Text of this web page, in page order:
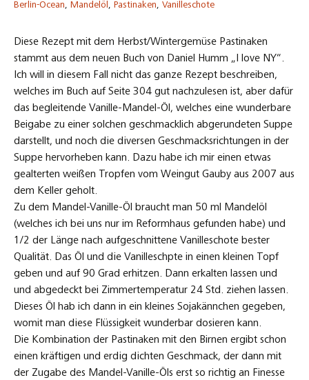
Berlin-Ocean, Mandelöl, Pastinaken, Vanilleschote
Diese Rezept mit dem Herbst/Wintergemüse Pastinaken
stammt aus dem neuen Buch von Daniel Humm „I love NY“.
Ich will in diesem Fall nicht das ganze Rezept beschreiben,
welches im Buch auf Seite 304 gut nachzulesen ist, aber dafür
das begleitende Vanille-Mandel-Öl, welches eine wunderbare
Beigabe zu einer solchen geschmacklich abgerundeten Suppe
darstellt, und noch die diversen Geschmacksrichtungen in der
Suppe hervorheben kann. Dazu habe ich mir einen etwas
gealterten weißen Tropfen vom Weingut Gauby aus 2007 aus
dem Keller geholt.
Zu dem Mandel-Vanille-Öl braucht man 50 ml Mandelöl
(welches ich bei uns nur im Reformhaus gefunden habe) und
1/2 der Länge nach aufgeschnittene Vanilleschote bester
Qualität. Das Öl und die Vanilleschpte in einen kleinen Topf
geben und auf 90 Grad erhitzen. Dann erkalten lassen und
und abgedeckt bei Zimmertemperatur 24 Std. ziehen lassen.
Dieses Öl hab ich dann in ein kleines Sojakännchen gegeben,
womit man diese Flüssigkeit wunderbar dosieren kann.
Die Kombination der Pastinaken mit den Birnen ergibt schon
einen kräftigen und erdig dichten Geschmack, der dann mit
der Zugabe des Mandel-Vanille-Öls erst so richtig an Finesse